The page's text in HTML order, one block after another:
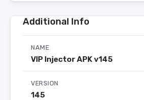
Additional Info
NAME
VIP Injector APK v145
VERSION
145